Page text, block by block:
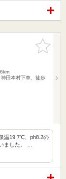
お気に入
りに追加
田本村下車、徒歩
温19.7℃、ph8.2の
ました。 …